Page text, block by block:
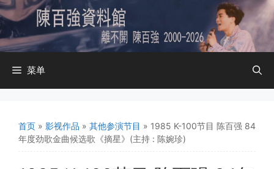
跳
至
内
容
菜单
首页 » 影视作品 » 其他参演节目 » 1985 K-100节目 陈百强 84
年度劲歌金曲候选歌《摘星》(主持 : 陈婉珍)